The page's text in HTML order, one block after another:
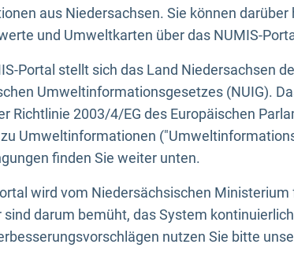
aus Niedersachsen. Sie können
und Umweltkarten über das NUMIS-
Portal stellt sich das Land Niedersachsen
Umweltinformationsgesetzes (NUIG).
Richtlinie 2003/4/EG des Europäischen
Umweltinformationen
finden Sie weiter unten.
wird vom Niedersächsischen
sind darum bemüht, das System
nutzen Sie bitte